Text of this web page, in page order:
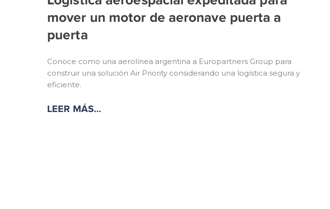
mover un motor de aeronave puerta a
puerta
Conoce como una aerolínea argentina a Europartners Group para
construir una solución Air Priority considerando una logística segura y
eficiente.
LEER MÁS...